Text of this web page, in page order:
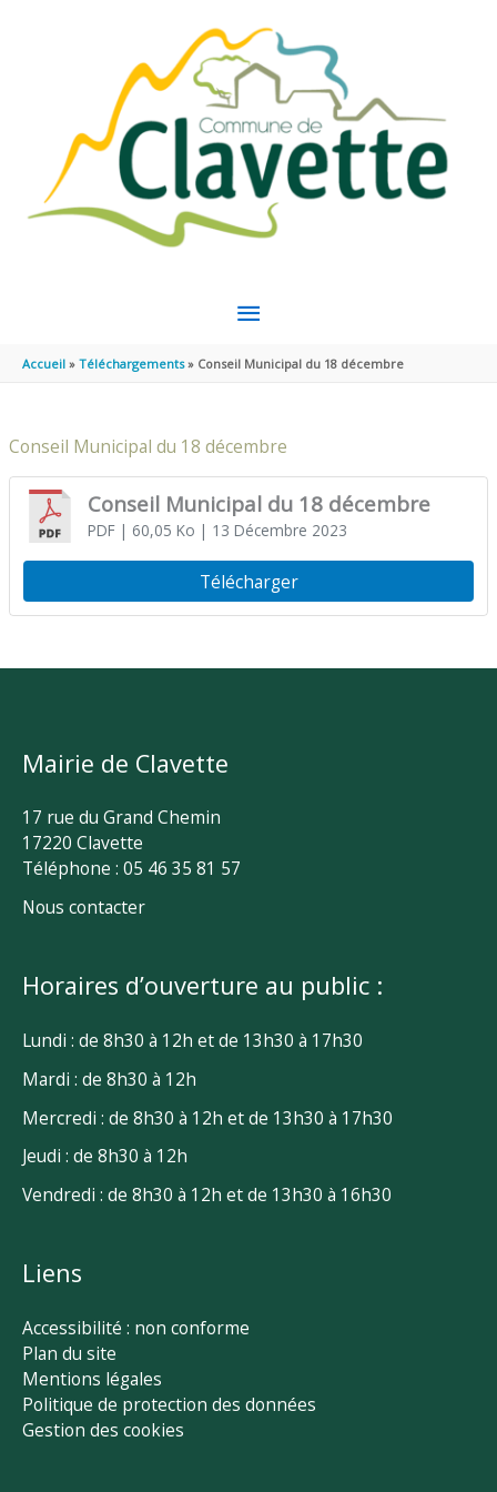
MENU
PRINCIPAL
Accueil Téléchargements Conseil Municipal du 18 décembre
Conseil Municipal du 18 décembre
Conseil Municipal du 18 décembre
PDF| 60,05 Ko | 13 Décembre 2023
Télécharger
Mairie de Clavette
17 rue du Grand Chemin
17220 Clavette
Téléphone : 05 46 35 81 57
Nous contacter
Horaires d’ouverture au public :
Lundi : de 8h30 à 12h et de 13h30 à 17h30
Mardi : de 8h30 à 12h
Mercredi : de 8h30 à 12h et de 13h30 à 17h30
Jeudi : de 8h30 à 12h
Vendredi : de 8h30 à 12h et de 13h30 à 16h30
Liens
Accessibilité : non conforme
Plan du site
Mentions légales
Politique de protection des données
Gestion des cookies